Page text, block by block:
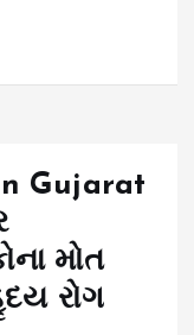
Gujarat
મોત
રોગ